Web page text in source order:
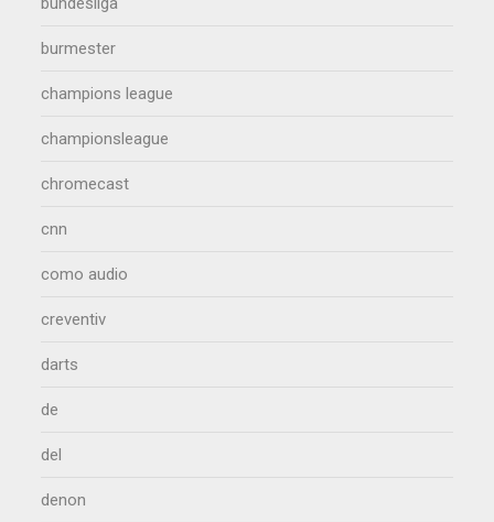
burmester
champions league
championsleague
chromecast
cnn
como audio
creventiv
darts
de
del
denon